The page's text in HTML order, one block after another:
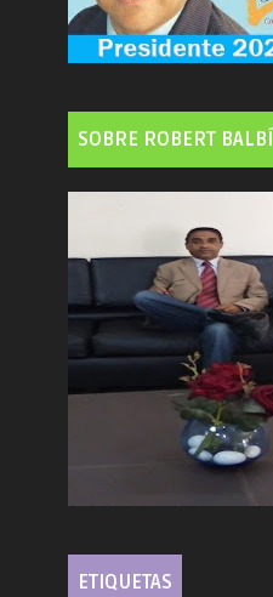
SOBRE ROBERT BALBÍ
ETIQUETAS